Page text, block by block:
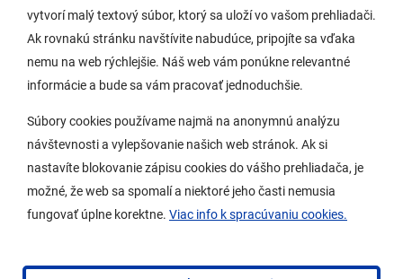
vytvorí malý textový súbor, ktorý sa uloží vo vašom prehliadači.
Ak rovnakú stránku navštívite nabudúce, pripojíte sa vďaka
nemu na web rýchlejšie. Náš web vám ponúkne relevantné
informácie a bude sa vám pracovať jednoduchšie.
Súbory cookies používame najmä na anonymnú analýzu
návštevnosti a vylepšovanie našich web stránok. Ak si
nastavíte blokovanie zápisu cookies do vášho prehliadača, je
možné, že web sa spomalí a niektoré jeho časti nemusia
fungovať úplne korektne. Viac info k spracúvaniu cookies.
Potrebujem vybaviť
Samospráva
O Lamači
Mobilná aplikácia
Kontakty